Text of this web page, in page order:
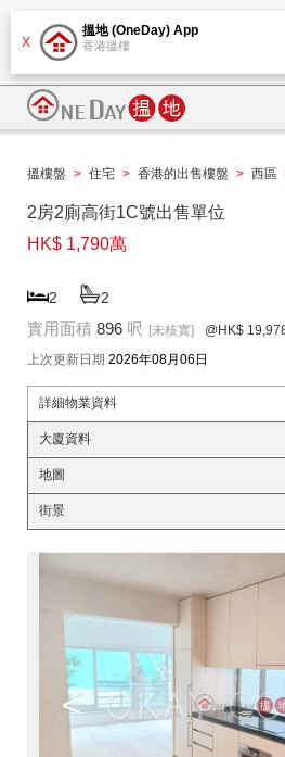
X
搵地 (OneDay) App
香港搵樓
搵樓盤 > 住宅 > 香港的出售樓盤 > 西區
2房2廁高街1C號出售單位
HK$ 1,790萬
2 2
實用面積 896 呎 [未核實] @HK$
上次更新日期 2026年08月06日
詳細物業資料
大廈資料
地圖
街景
<